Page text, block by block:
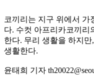
코끼리는 지구 위에서 가
다. 수컷 아프리카코끼리
한다. 무리 생활을 하지
생활한다.
윤태희 기자